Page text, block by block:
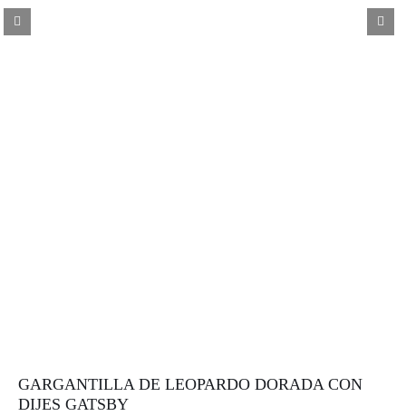
GARGANTILLA DE LEOPARDO DORADA CON
DIJES GATSBY